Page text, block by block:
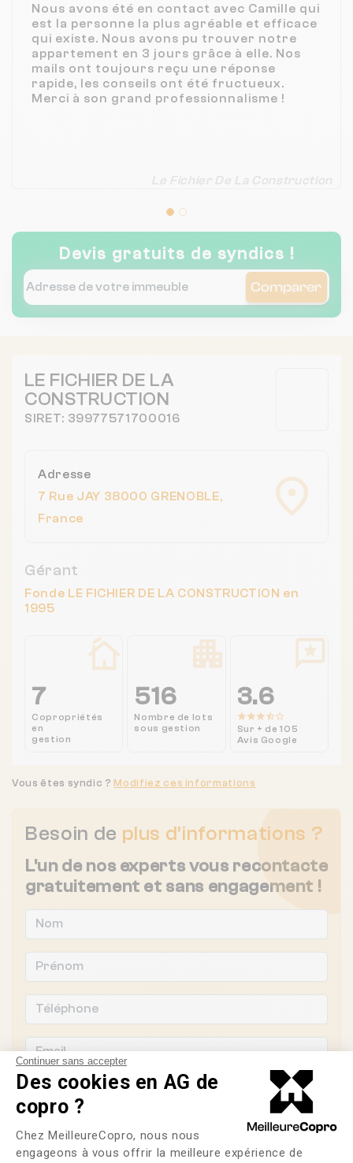
Continuer sans accepter
Des cookies en AG de
copro ?
Plateforme de Gestion du
Chez MeilleureCopro, nous nous
engageons à vous offrir la meilleure expérience de
Nous avons été en contact avec Camille qui
est la personne la plus agréable et efficace
qui existe. Nous avons pu trouver notre
appartement en 3 jours grâce à elle. Nos
mails ont toujours reçu une réponse
rapide, les conseils ont été fructueux.
Merci à son grand professionnalisme !
Le Fichier De La Construction
Devis gratuits de syndics !
Comparer
LE FICHIER DE LA
CONSTRUCTION
SIRET: 39977571700016
Adresse
7 Rue JAY 38000 GRENOBLE,
France
Gérant
Fonde LE FICHIER DE LA CONSTRUCTION en
1995
7
Copropriétés
en
gestion
516
Nombre de lots
sous gestion
3.6
Sur + de 105
Avis Google
Besoin de plus d'informations ?
L'un de nos experts vous recontacte
gratuitement et sans engagement !
Souhaitez-vous changer de syndic ?
Vous êtes syndic ? Modifiez ces informations